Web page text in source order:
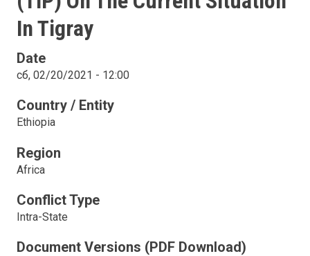
In Tigray
Date
сб, 02/20/2021 - 12:00
Country / Entity
Ethiopia
Region
Africa
Conflict Type
Intra-State
Document Versions (PDF Download)